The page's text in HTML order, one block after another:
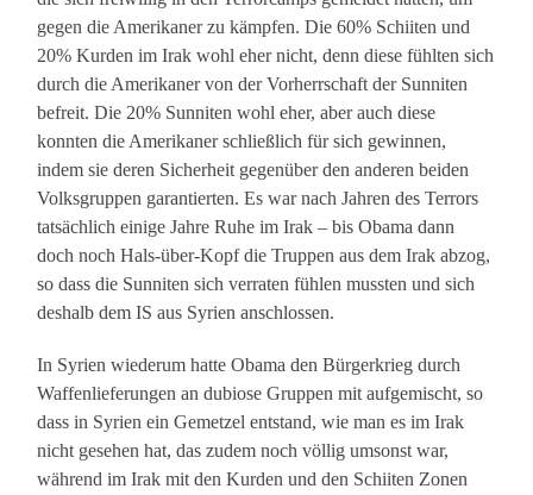
gegen die Amerikaner zu kämpfen. Die 60% Schiiten und
20% Kurden im Irak wohl eher nicht, denn diese fühlten sich
durch die Amerikaner von der Vorherrschaft der Sunniten
befreit. Die 20% Sunniten wohl eher, aber auch diese
konnten die Amerikaner schließlich für sich gewinnen,
indem sie deren Sicherheit gegenüber den anderen beiden
Volksgruppen garantierten. Es war nach Jahren des Terrors
tatsächlich einige Jahre Ruhe im Irak – bis Obama dann
doch noch Hals-über-Kopf die Truppen aus dem Irak abzog,
so dass die Sunniten sich verraten fühlen mussten und sich
deshalb dem IS aus Syrien anschlossen.
In Syrien wiederum hatte Obama den Bürgerkrieg durch
Waffenlieferungen an dubiose Gruppen mit aufgemischt, so
dass in Syrien ein Gemetzel entstand, wie man es im Irak
nicht gesehen hat, das zudem noch völlig umsonst war,
während im Irak mit den Kurden und den Schiiten Zonen